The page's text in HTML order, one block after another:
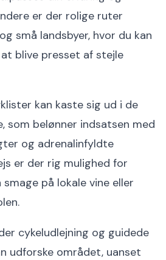
er der rolige ruter
små landsbyer, hvor du kan
blive presset af stejle
kan kaste sig ud i de
som belønner indsatsen med
og adrenalinfyldte
er der rig mulighed for
smage på lokale vine eller
cykeludlejning og guidede
udforske området, uanset